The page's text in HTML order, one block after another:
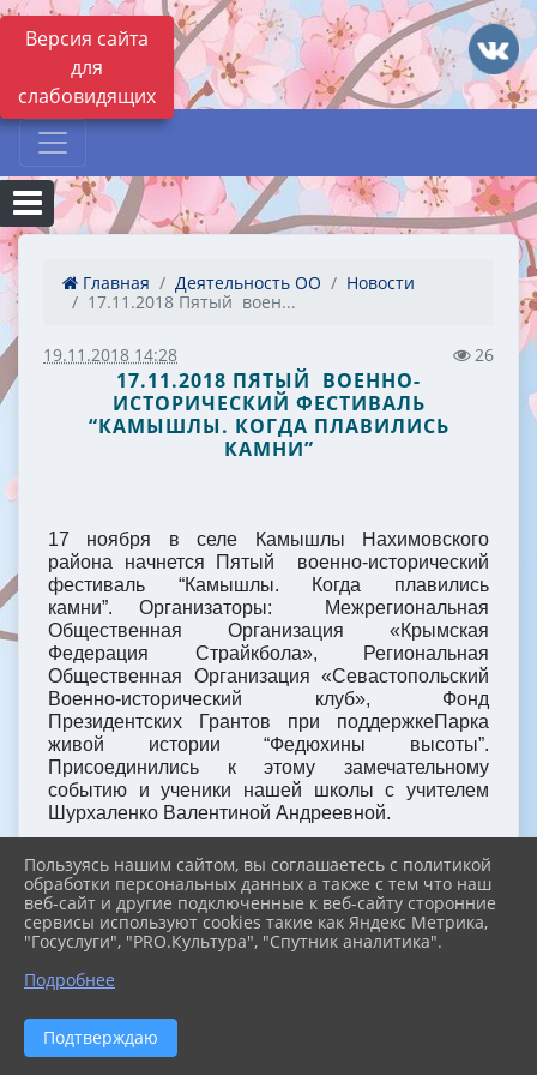
Версия сайта
для
слабовидящих
Главная Деятельность ОО
Новости
17.11.2018 Пятый воен...
19.11.2018 14:28 26
17.11.2018 ПЯТЫЙ ВОЕННО-
ИСТОРИЧЕСКИЙ ФЕСТИВАЛЬ
“КАМЫШЛЫ. КОГДА ПЛАВИЛИСЬ
КАМНИ”
17 ноября в селе Камышлы Нахимовского
района начнется Пятый военно-исторический
фестиваль “Камышлы. Когда плавились
камни”. Организаторы: Межрегиональная
Общественная Организация «Крымская
Федерация Страйкбола», Региональная
Общественная Организация «Севастопольский
Военно-исторический клуб», Фонд
Президентских Грантов при поддержкеПарка
живой истории “Федюхины высоты”.
Присоединились к этому замечательному
событию и ученики нашей школы с учителем
Шурхаленко Валентиной Андреевной.
На территории фестиваля разместились два
военных лагеря РККА и Вермахта, где солдаты в
свободное от военных действий время были
заняты готовкой незамысловатой пищи, чисткой
оружия и приведением формы в порядок. По
первому сигналу командиров участники в
приготовились к сражению, которое прошло в
окопах, сохранившихся еще с боев осени 41
года.
Пользуясь нашим сайтом, вы соглашаетесь с политикой
обработки персональных данных а также с тем что наш
веб-сайт и другие подключенные к веб-сайту сторонние
сервисы используют cookies такие как Яндекс Метрика,
"Госуслуги", "PRO.Культура", "Спутник аналитика".
Подробнее
Подтверждаю